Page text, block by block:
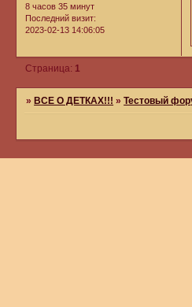
8 часов 35 минут
Последний визит:
2023-02-13 14:06:05
Страница: 1
» ВСЕ О ДЕТКАХ!!! »Тестовый